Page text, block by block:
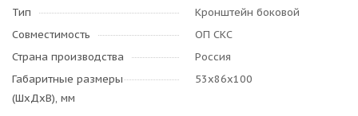
Тип
Кронштейн боковой
Совместимость
ОП СКС
Страна производства
Россия
Габаритные размеры
(ШхДхВ), мм
53х86х100